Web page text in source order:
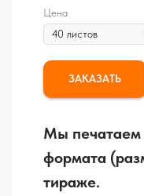
Цена
ЗАКАЗАТЬ
Мы печатаем
формата
тираже.